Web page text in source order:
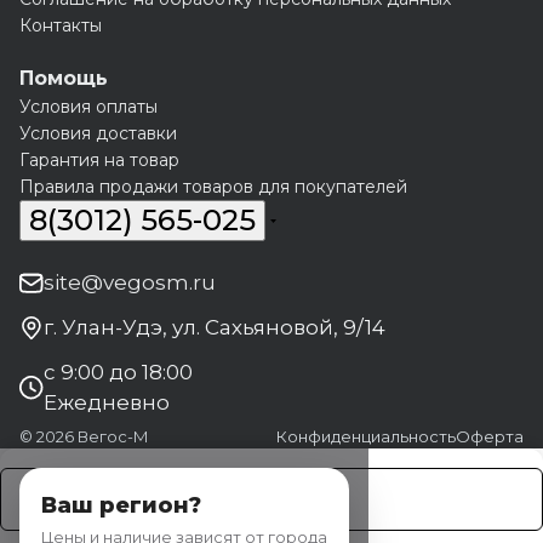
Контакты
Помощь
Условия оплаты
Условия доставки
Гарантия на товар
Правила продажи товаров для покупателей
8(3012) 565-025
site@vegosm.ru
г. Улан-Удэ, ул. Сахьяновой, 9/14
с 9:00 до 18:00
Ежедневно
© 2026 Вегос-М КонфиденциальностьОферта
Ваш регион?
Цены и наличие зависят от города